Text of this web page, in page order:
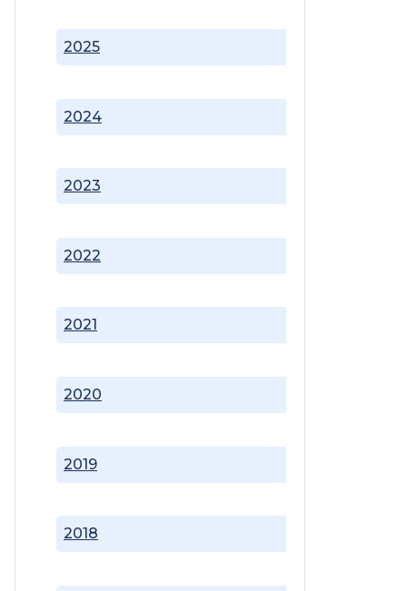
2018
2019
2020
2021
2022
2023
2024
2025